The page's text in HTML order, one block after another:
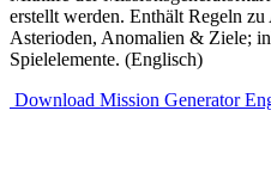
erstellt werden. Enthält Regeln
Asterioden, Anomalien & Ziele;
Spielelemente. (Englisch)
Download Mission Generator